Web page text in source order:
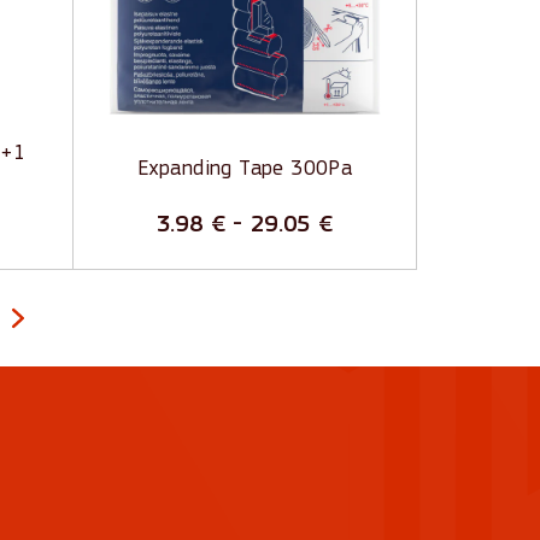
Expanding Tape 300Pa
3.98 €- 29.05 €
B2 būvmateriālu klase
Go to next page